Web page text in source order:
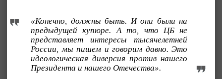
«Конечно, должны быть. И они были на
предыдущей купюре. А то, что ЦБ не
представляет интересы тысячелетней
России, мы пишем и говорим давно. Это
идеологическая диверсия против нашего
Президента и нашего Отечества».